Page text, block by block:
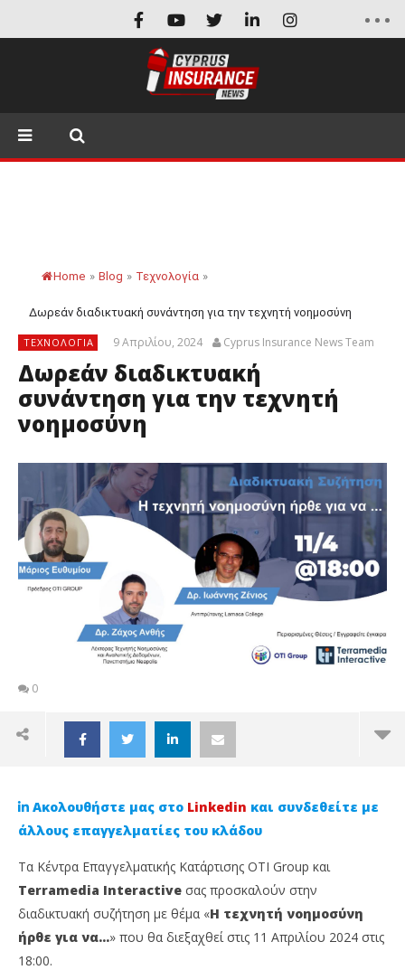
Home » Blog » Τεχνολογία »
Δωρεάν διαδικτυακή συνάντηση για την τεχνητή νοημοσύνη
ΤΕΧΝΟΛΟΓΊΑ 9 Απριλίου, 2024 Cyprus Insurance News Team
Δωρεάν διαδικτυακή
συνάντηση για την τεχνητή
νοημοσύνη
0
Ακολουθήστε μας στο Linkedin και συνδεθείτε με
άλλους επαγγελματίες του κλάδου
Τα Κέντρα Επαγγελματικής Κατάρτισης OTI Group και
Terramedia Interactive σας προσκαλούν στην
διαδικτυακή συζήτηση με θέμα «Η τεχνητή νοημοσύνη
ήρθε για να…» που θα διεξαχθεί στις 11 Απριλίου 2024 στις
18:00.